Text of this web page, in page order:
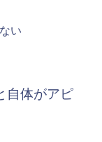
い
自体がアピ